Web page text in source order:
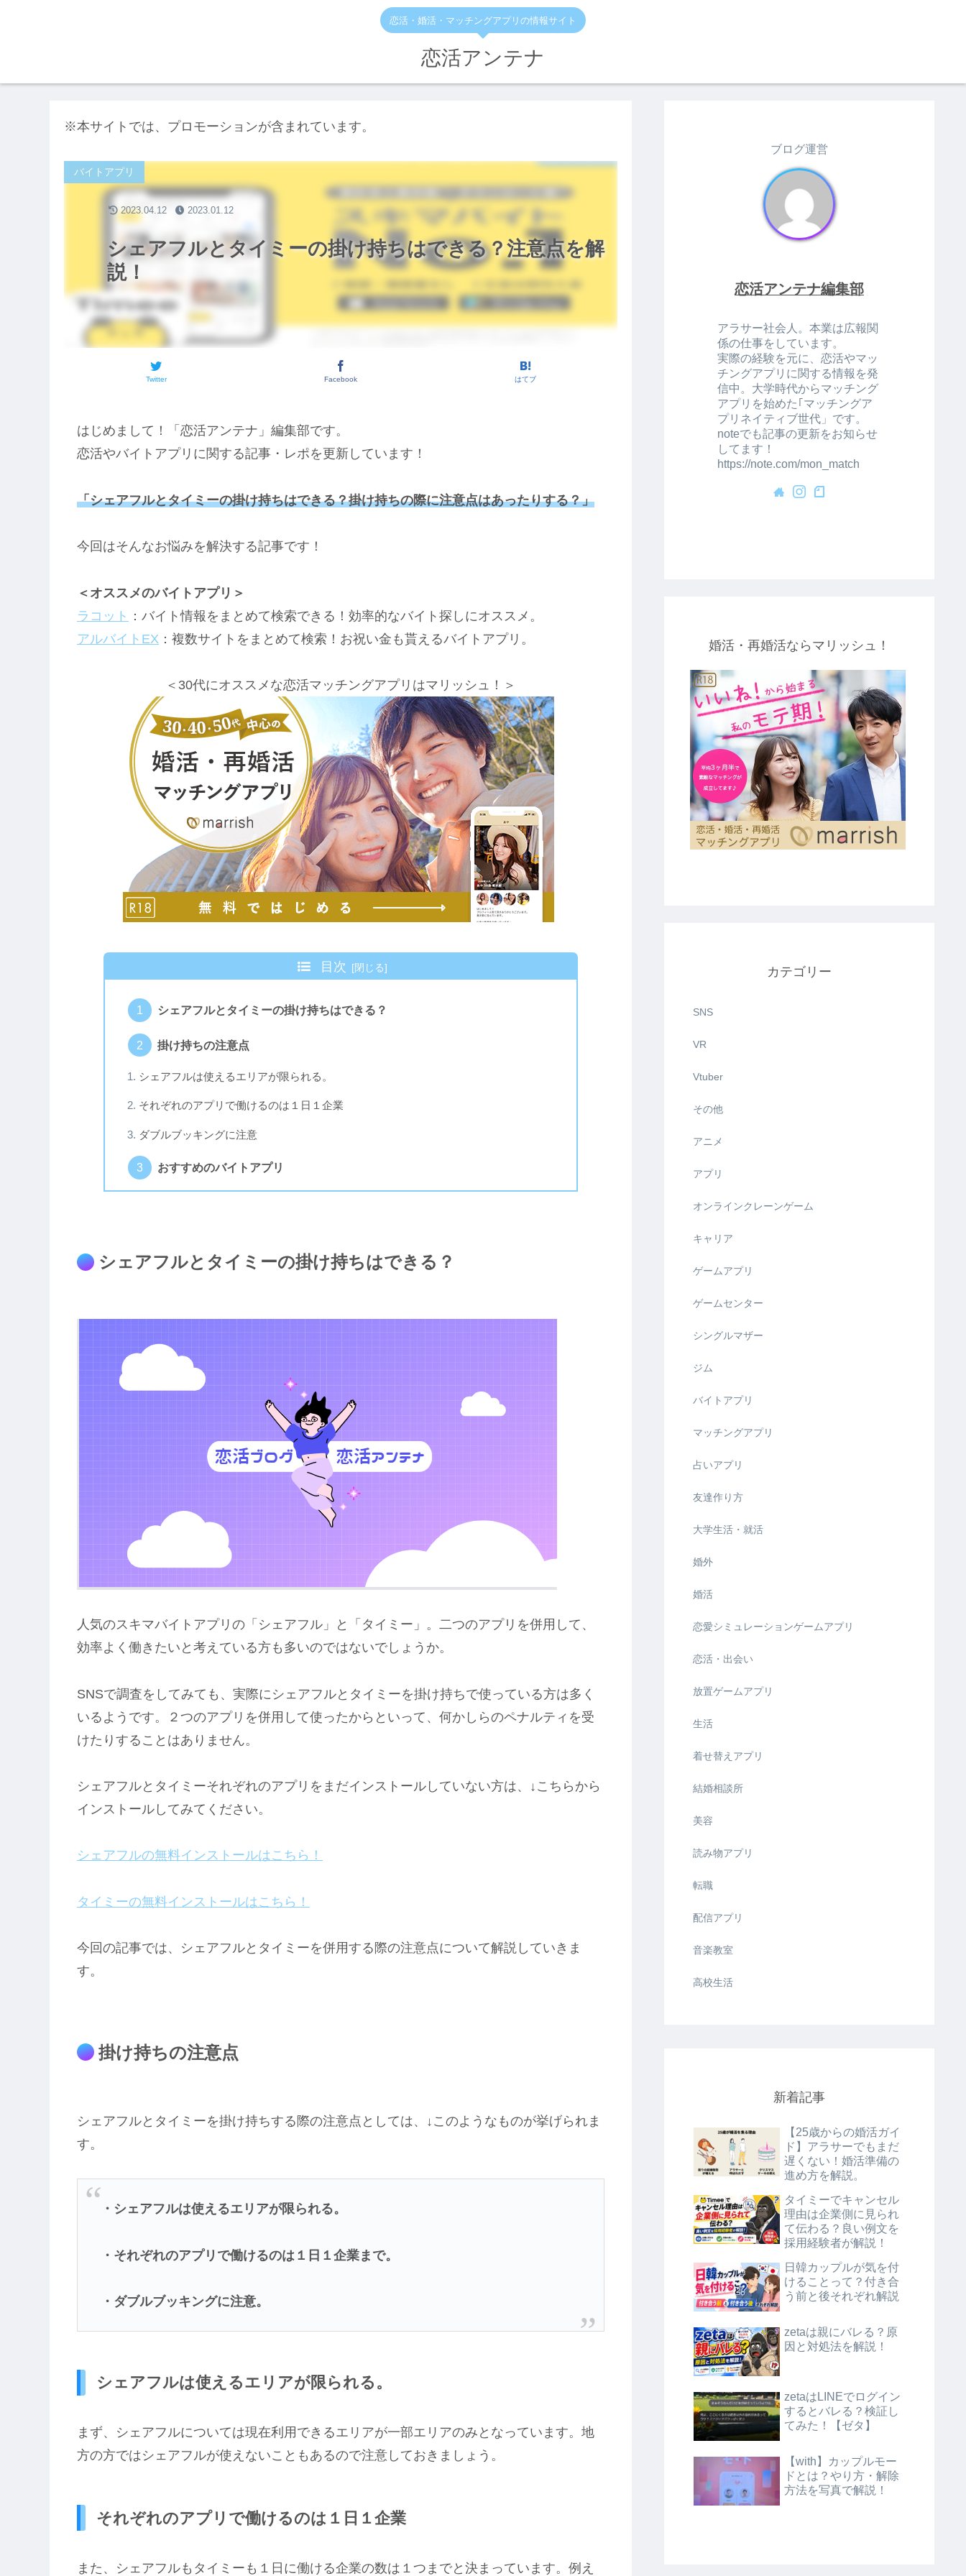
恋活・婚活・マッチングアプリの情報サイト
恋活アンテナ
※本サイトでは、プロモーションが含まれています。
シェアフルとタイミーの掛け持ちはできる？注意点を解
説！
バイトアプリ
Twitter Facebook はてブ
2023.04.12 2023.01.12
はじめまして！「恋活アンテナ」編集部です。
恋活やバイトアプリに関する記事・レポを更新しています！
「シェアフルとタイミーの掛け持ちはできる？掛け持ちの際に注意点はあったりする？」
今回はそんなお悩みを解決する記事です！
＜オススメのバイトアプリ＞
ラコット ：バイト情報をまとめて検索できる！効率的なバイト探しにオススメ。
アルバイトEX ：複数サイトをまとめて検索！お祝い金も貰えるバイトアプリ。
＜30代にオススメな恋活マッチングアプリはマリッシュ！＞
目次
シェアフルとタイミーの掛け持ちはできる？
掛け持ちの注意点
シェアフルは使えるエリアが限られる。
それぞれのアプリで働けるのは１日１企業
ダブルブッキングに注意
おすすめのバイトアプリ
シェアフルとタイミーの掛け持ちはできる？
人気のスキマバイトアプリの「シェアフル」と「タイミー」。二つのアプリを併用して、
効率よく働きたいと考えている方も多いのではないでしょうか。
SNSで調査をしてみても、実際にシェアフルとタイミーを掛け持ちで使っている方は多く
いるようです。２つのアプリを併用して使ったからといって、何かしらのペナルティを受
けたりすることはありません。
シェアフルとタイミーそれぞれのアプリをまだインストールしていない方は、↓こちらから
インストールしてみてください。
シェアフルの無料インストールはこちら！
タイミーの無料インストールはこちら！
今回の記事では、シェアフルとタイミーを併用する際の注意点について解説していきま
す。
掛け持ちの注意点
シェアフルとタイミーを掛け持ちする際の注意点としては、↓このようなものが挙げられま
す。
・シェアフルは使えるエリアが限られる。
・それぞれのアプリで働けるのは１日１企業まで。
・ダブルブッキングに注意。
シェアフルは使えるエリアが限られる。
まず、シェアフルについては現在利用できるエリアが一部エリアのみとなっています。地
方の方ではシェアフルが使えないこともあるので注意しておきましょう。
それぞれのアプリで働けるのは１日１企業
また、シェアフルもタイミーも１日に働ける企業の数は１つまでと決まっています。例え
ブログ運営
恋活アンテナ編集部
アラサー社会人。本業は広報関
係の仕事をしています。
実際の経験を元に、恋活やマッ
チングアプリに関する情報を発
信中。大学時代からマッチング
アプリを始めた｢マッチングア
プリネイティブ世代」です。
noteでも記事の更新をお知らせ
してます！
https://note.com/mon_match
婚活・再婚活ならマリッシュ！
カテゴリー
SNS
VR
Vtuber
その他
アニメ
アプリ
オンラインクレーンゲーム
キャリア
ゲームアプリ
ゲームセンター
シングルマザー
ジム
バイトアプリ
マッチングアプリ
占いアプリ
友達作り方
大学生活・就活
婚外
婚活
恋愛シミュレーションゲームアプリ
恋活・出会い
放置ゲームアプリ
生活
着せ替えアプリ
結婚相談所
美容
読み物アプリ
転職
配信アプリ
音楽教室
高校生活
新着記事
【25歳からの婚活ガイ
ド】アラサーでもまだ
遅くない！婚活準備の
進め方を解説。
タイミーでキャンセル
理由は企業側に見られ
て伝わる？良い例文を
採用経験者が解説！
日韓カップルが気を付
けることって？付き合
う前と後それぞれ解説
zetaは親にバレる？原
因と対処法を解説！
zetaはLINEでログイン
するとバレる？検証し
てみた！【ゼタ】
【with】カップルモー
ドとは？やり方・解除
方法を写真で解説！